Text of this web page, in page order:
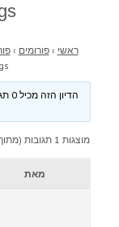
ראשי › פורומים ›
הדיון הזה מכיל 0 תגובות, ויש לו משתתף 1, והוא עודכן לאחרונה ע״י
מוצגות 1 תגובות (מתוך 1 סה״כ)
מאת